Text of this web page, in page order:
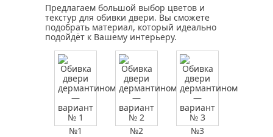
Предлагаем большой выбор цветов и
текстур для обивки двери. Вы сможете
подобрать материал, который идеально
подойдёт к Вашему интерьеру.
№1 №2 №3